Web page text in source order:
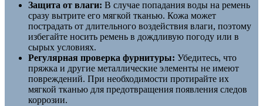
Защита от влаги: В случае попадания воды на ремень
сразу вытрите его мягкой тканью. Кожа может
пострадать от длительного воздействия влаги, поэтому
избегайте носить ремень в дождливую погоду или в
сырых условиях.
Регулярная проверка фурнитуры: Убедитесь, что
пряжка и другие металлические элементы не имеют
повреждений. При необходимости протирайте их
мягкой тканью для предотвращения появления следов
коррозии.